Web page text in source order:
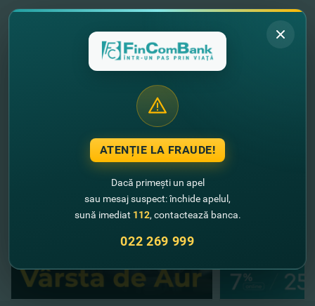
şi foloseşte serviciile bancare la distanţă oricând
FinComBank – şi mai aproape de cei dragi!
ATENȚIE LA FRAUDE!
Dacă primești un apel
sau mesaj suspect: închide apelul,
sună imediat 112, contactează banca.
022 269 999